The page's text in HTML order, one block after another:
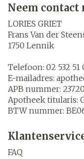
Neem contact
LORIES GRIET
Frans Van der
1750 Lennik
Telefoon: 02 532 51
E-mailadres:
APB nummer:
Apotheek titularis:
BTW nummer:
FAQ